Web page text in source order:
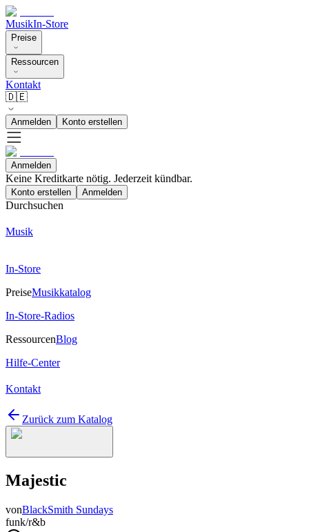
MusikIn-Store
Preise
Ressourcen
Kontakt
🇩🇪
Anmelden Konto erstellen
Anmelden
Keine Kreditkarte nötig. Jederzeit kündbar.
Konto erstellen Anmelden
Durchsuchen
Musik
In-Store
PreiseMusikkatalog
In-Store-Radios
RessourcenBlog
Hilfe-Center
Kontakt
Zurück zum Katalog
Majestic
vonBlackSmith Sundays
funk/r&b